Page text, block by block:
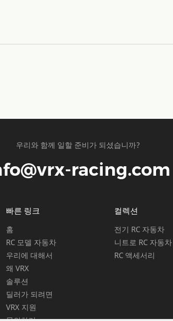
우리와 함께 일할 준비가 되셨습니까?
racing.com
빠른 링크
홈
RC 모델 자동차
우리에 대해서
왜 VRX
솔루션
딜러가 되려면
VRX 지원
컬렉션
전기 RC 자동차
니트로 RC 자동차
RC 액세서리